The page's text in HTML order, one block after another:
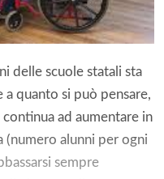
delle scuole statali sta
quanto si può pensare,
ad aumentare in
(numero alunni per ogni
sempre